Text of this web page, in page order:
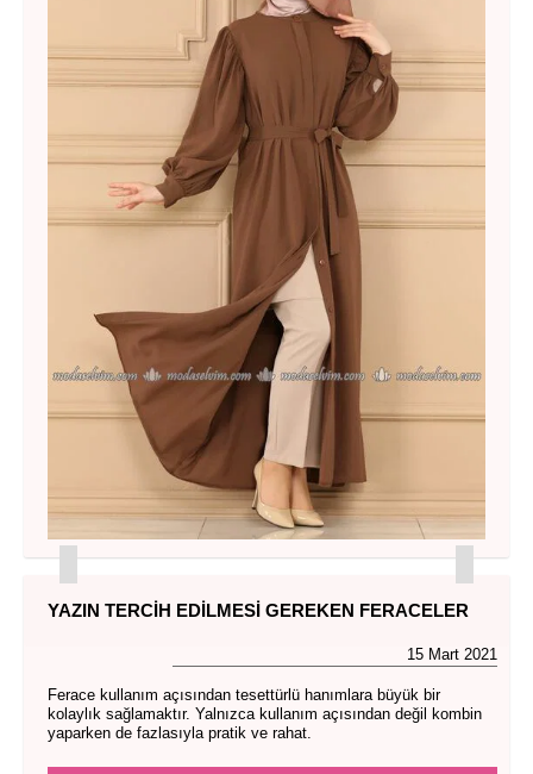
YAZIN TERCIH EDILMESI GEREKEN FERACELER
15 Mart 2021
Ferace kullanım açısından tesettürlü hanımlara büyük bir
kolaylık sağlamaktır. Yalnızca kullanım açısından değil kombin
yaparken de fazlasıyla pratik ve rahat.